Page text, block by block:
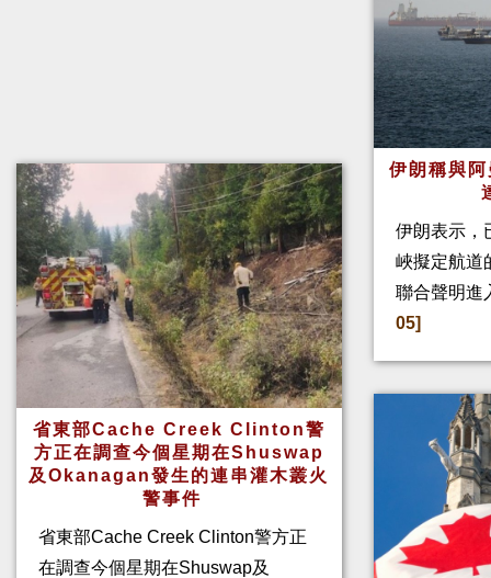
省東部Cache Creek Clinton警
方正在調查今個星期在Shuswap
及Okanagan發生的連串灌木叢火
警事件
省東部Cache Creek Clinton警方正
在調查今個星期在Shuswap及
伊朗稱與
伊朗表示，
峽擬定航道
聯合聲明進
05]